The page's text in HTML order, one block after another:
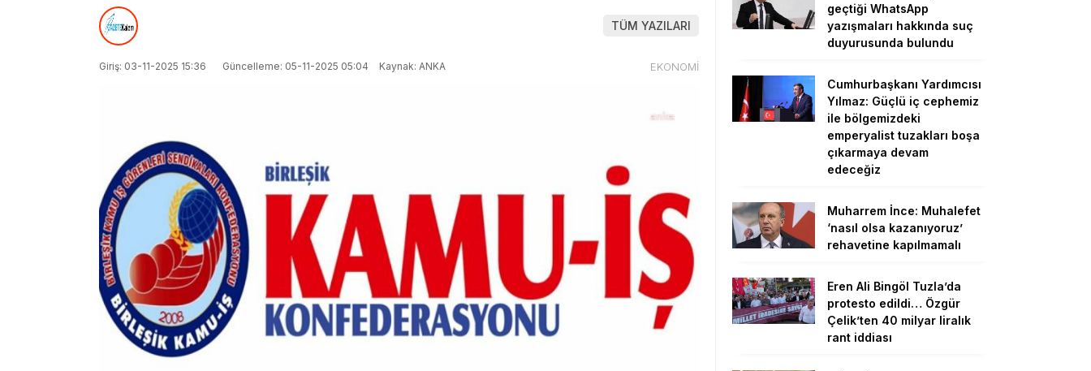
TÜM YAZILARI
Giriş: 03-11-2025 15:36 Güncelleme: 05-11-2025 05:04 Kaynak: ANKA EKONOMİ
geçtiği WhatsApp
yazışmaları hakkında suç
duyurusunda bulundu
Cumhurbaşkanı Yardımcısı
Yılmaz: Güçlü iç cephemiz
ile bölgemizdeki
emperyalist tuzakları boşa
çıkarmaya devam
edeceğiz
Muharrem İnce: Muhalefet
‘nasıl olsa kazanıyoruz’
rehavetine kapılmamalı
Eren Ali Bingöl Tuzla’da
protesto edildi… Özgür
Çelik’ten 40 milyar liralık
rant iddiası